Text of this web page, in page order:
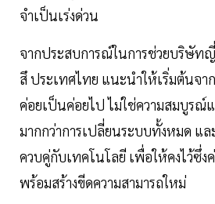
จำเป็นเร่งด่วน
จากประสบการณ์ในการช่วยบริษั
สึ ประเทศไทย แนะนำให้เริ่มต้นจา
ค่อยเป็นค่อยไป ไม่ใช่ความสมบูรณ์
มากกว่าการเปลี่ยนระบบทั้งหมด แ
ควบคู่กับเทคโนโลยี เพื่อให้คงไว้ซึ่
พร้อมสร้างขีดความสามารถใหม่